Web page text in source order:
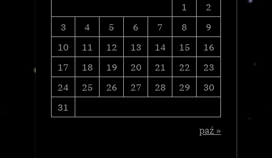
1
2
3
4 5 6 7 8
9
10
11 12 13 14 15
16
17
18 19 20 21 22
23
24
25 26 27 28 29
30
31
paź »